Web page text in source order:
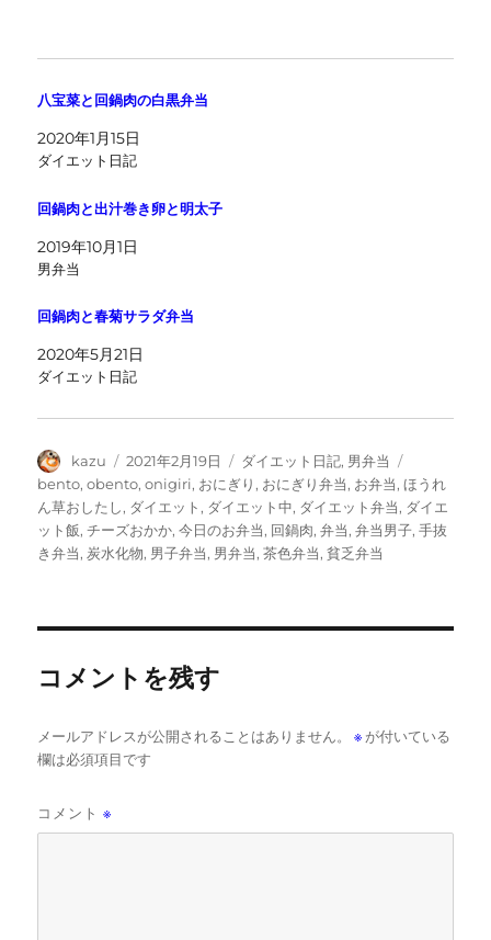
八宝菜と回鍋肉の白黒弁当
2020年1月15日
ダイエット日記
回鍋肉と出汁巻き卵と明太子
2019年10月1日
男弁当
回鍋肉と春菊サラダ弁当
2020年5月21日
ダイエット日記
投
稿
者
kazu
投
稿
日:
2021年2月19日
カ
テ
ゴ
リ
ー
ダイエット日記, 男弁当
グ
bento,obento,onigiri, おにぎり, おにぎり弁当, お弁当,ほうれ
ん草おしたし, ダイエット, ダイエット中, ダイエット弁当, ダイエ
ット飯,チーズおかか,今日のお弁当, 回鍋肉,弁当,弁当男子,手抜
き弁当,炭水化物, 男子弁当, 男弁当,茶色弁当,貧乏弁当
コメントを残す
メールアドレスが公開されることはありません。 ※が付いている
欄は必須項目です
コメント※